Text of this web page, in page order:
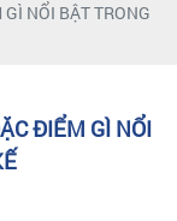
NỔI BẬT TRONG
ĐIỂM GÌ NỔI